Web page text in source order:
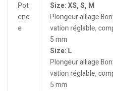
Pot
enc
e
Size: XS, S, M
Plongeur alliage
vation réglable,
5 mm
Size: L
Plongeur alliage
vation réglable,
5 mm